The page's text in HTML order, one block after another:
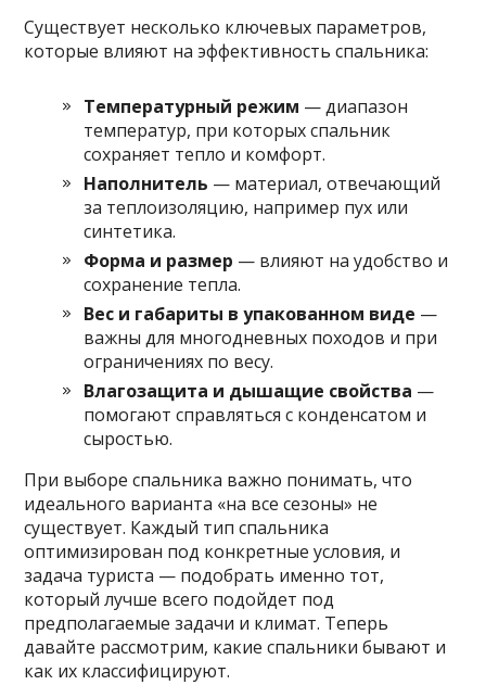
Существует несколько ключевых параметров,
которые влияют на эффективность спальника:
Температурный режим — диапазон
температур, при которых спальник
сохраняет тепло и комфорт.
Наполнитель — материал, отвечающий
за теплоизоляцию, например пух или
синтетика.
Форма и размер — влияют на удобство и
сохранение тепла.
Вес и габариты в упакованном виде —
важны для многодневных походов и при
ограничениях по весу.
Влагозащита и дышащие свойства —
помогают справляться с конденсатом и
сыростью.
При выборе спальника важно понимать, что
идеального варианта «на все сезоны» не
существует. Каждый тип спальника
оптимизирован под конкретные условия, и
задача туриста — подобрать именно тот,
который лучше всего подойдет под
предполагаемые задачи и климат. Теперь
давайте рассмотрим, какие спальники бывают и
как их классифицируют.